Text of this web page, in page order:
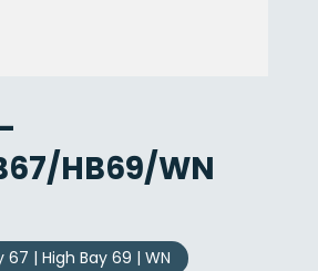
HB69/WN
67 | High Bay 69 | WN